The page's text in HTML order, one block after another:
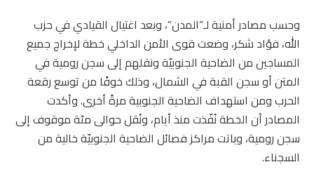
وحسب مصادر أمنية لـ”المدن”، وبعد اغتيال القيادي في حزب
الله، فؤاد شكر، وضعت قوى الأمن الداخلي خطة لإخراج جميع
المساجين من الضاحية الجنوبيّة ونقلهم إلى سجن رومية في
المتن أو سجن القبة في الشمال، وذلك خوفًا من توسع رقعة
الحرب ومن استهداف الضاحية الجنوبية مرةً أخرى. وأكدت
المصادر أن الخطة نُفّذت منذ أيام، ونُقل حوالى مئة موقوف إلى
سجن رومية، وباتت مراكز فصائل الضاحية الجنوبيّة خالية من
السجناء.